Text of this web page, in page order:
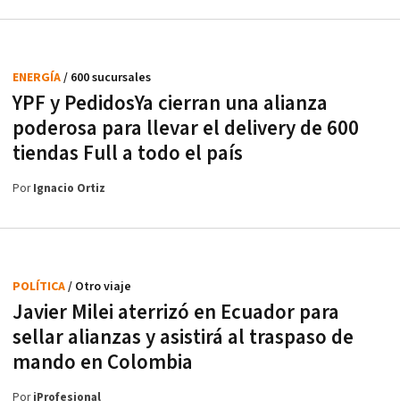
YPF y PedidosYa cierran una alianza
poderosa para llevar el delivery de 600
tiendas Full a todo el país
ENERGÍA/ 600 sucursales
PorIgnacio Ortiz
Javier Milei aterrizó en Ecuador para
sellar alianzas y asistirá al traspaso de
mando en Colombia
POLÍTICA/ Otro viaje
PoriProfesional